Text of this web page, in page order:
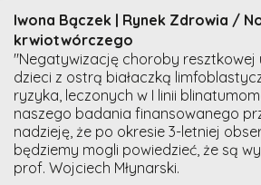
Iwona Bączek | Rynek Zdrowia /
krwiotwórczego
"Negatywizację choroby resztkowej
dzieci z ostrą białaczką
ryzyka, leczonych w I linii
naszego badania finansowanego
nadzieję, że po okresie 3-letniej
będziemy mogli powiedzieć, że są
prof. Wojciech Młynarski.